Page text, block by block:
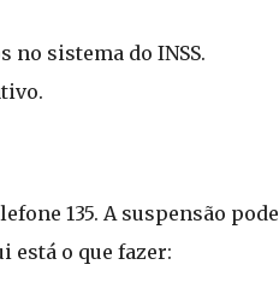
no sistema do INSS.
135. A suspensão pode
está o que fazer: